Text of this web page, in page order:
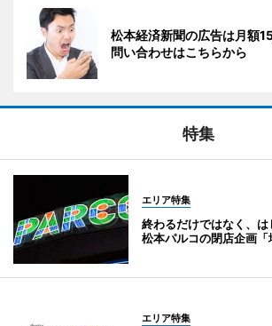
松本経済新聞の広告は月額
問い合わせはこちらから
特集
エリア特集
終わるだけではなく、は
松本パルコの閉店企画「
エリア特集